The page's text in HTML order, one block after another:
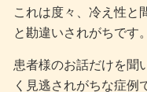
これは度々、冷え性と
と勘違いされがちです。
患者様のお話だけを聞
く見逃されがちな症例